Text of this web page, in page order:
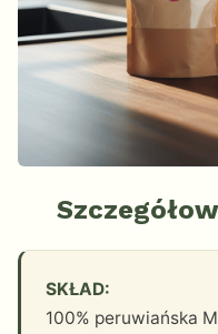
SKŁAD:
100% peruwiańska